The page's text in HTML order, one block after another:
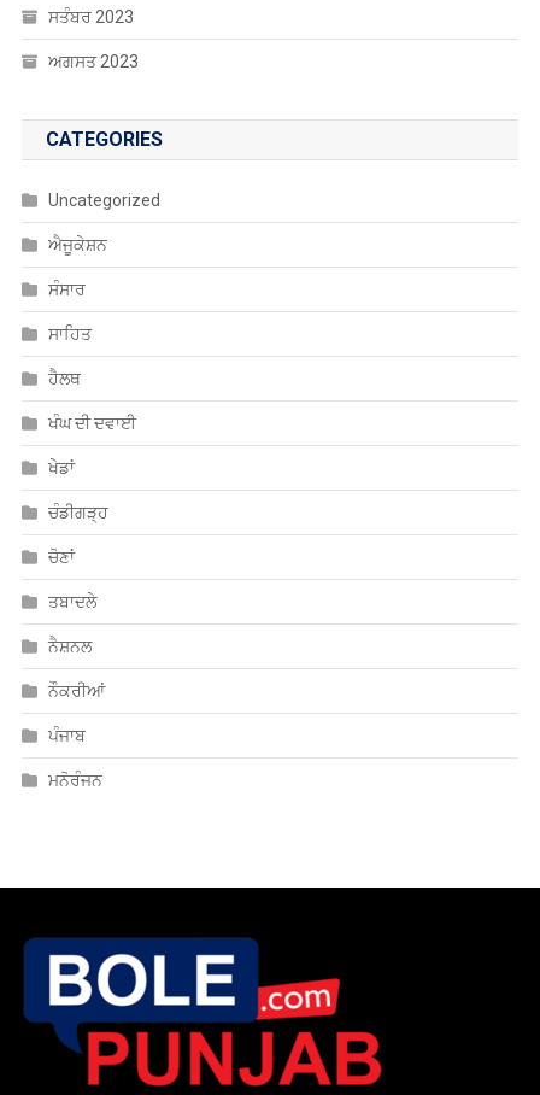
Uncategorized
ਸੰਸਾਰ
ਸਾਹਿਤ
ਹੈਲਥ
ਖੰਘ ਦੀ ਦਵਾਈ
ਖੇਡਾਂ
ਚੰਡੀਗੜ੍ਹ
ਚੋਣਾਂ
ਤਬਾਦਲੇ
ਨੈਸ਼ਨਲ
ਨੌਕਰੀਆਂ
ਪੰਜਾਬ
ਮਨੋਰੰਜਨ